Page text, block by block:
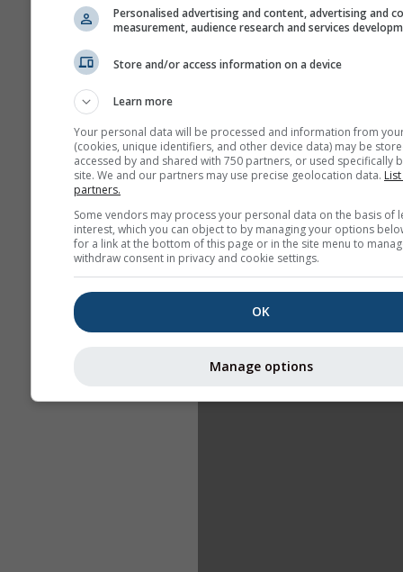
Personalised advertising and content, advertising and
measurement, audience research and services
Store and/or access information on a device
Learn more
Your personal data will be processed and information from
(cookies, unique identifiers, and other device data) may be
accessed by and shared with 750 partners, or used specifically
site. We and our partners may use precise geolocation data.
partners.
Some vendors may process your personal data on the basis of
interest, which you can object to by managing your options
for a link at the bottom of this page or in the site menu to
withdraw consent in privacy and cookie settings.
OK
Manage options